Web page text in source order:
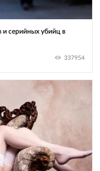
серийных убийц в
337954